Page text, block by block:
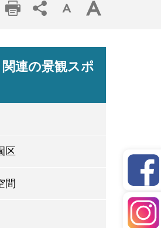
関連の景観スポ
区
間